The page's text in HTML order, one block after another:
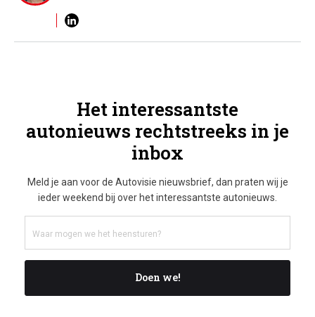
Het interessantste
autonieuws rechtstreeks in je
inbox
Meld je aan voor de Autovisie nieuwsbrief, dan praten wij je
ieder weekend bij over het interessantste autonieuws.
Doen we!